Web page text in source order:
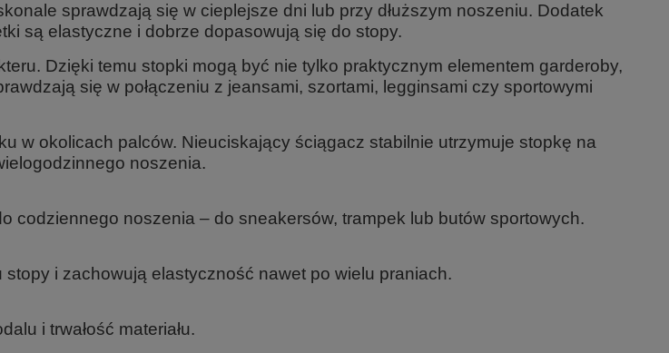
sprawdzają się w cieplejsze dni lub przy dłuższym noszeniu. Dodatek
są elastyczne i dobrze dopasowują się do stopy.
Dzięki temu stopki mogą być nie tylko praktycznym elementem garderoby,
się w połączeniu z jeansami, szortami, legginsami czy sportowymi
w okolicach palców. Nieuciskający ściągacz stabilnie utrzymuje stopkę na
noszenia.
codziennego noszenia – do sneakersów, trampek lub butów sportowych.
i zachowują elastyczność nawet po wielu praniach.
i trwałość materiału.